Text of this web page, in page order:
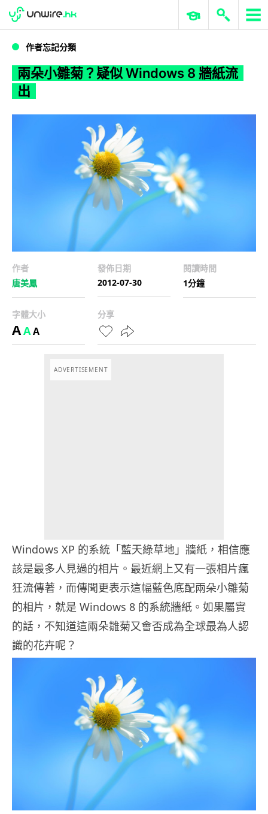
兩朵小雛菊？疑似 Windows 8 牆紙流出
WWDC 2026 ERP 與商業 AI
作者忘記分類
兩朵小雛菊？疑似 Windows 8 牆紙流
出
作者
唐美鳳
發佈日期
2012-07-30
閱讀時間
1分鐘
字體大小
AAA
分享
ADVERTISEMENT
Windows XP 的系統「藍天綠草地」牆紙，相信應
該是最多人見過的相片。最近網上又有一張相片瘋
狂流傳著，而傳聞更表示這幅藍色底配兩朵小雛菊
的相片，就是 Windows 8 的系統牆紙。如果屬實
的話，不知道這兩朵雛菊又會否成為全球最為人認
識的花卉呢？